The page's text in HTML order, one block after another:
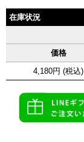
在庫状況
価格
4,180円 (税込)